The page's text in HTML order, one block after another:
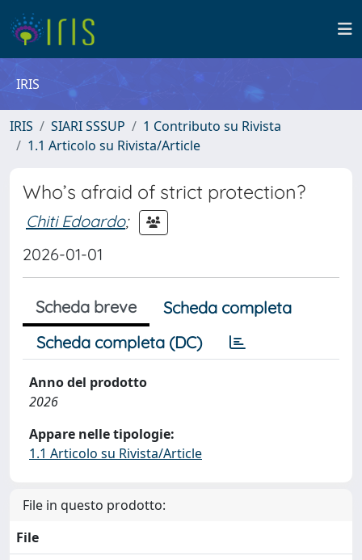
IRIS
IRIS SIARI SSSUP
1 Contributo su Rivista
1.1 Articolo su Rivista/Article
Who’s afraid of strict protection?
Chiti Edoardo;
2026-01-01
Scheda breve
Scheda completa
Scheda completa (DC)
Anno del prodotto
2026
Appare nelle tipologie:
1.1 Articolo su Rivista/Article
File in questo prodotto:
File